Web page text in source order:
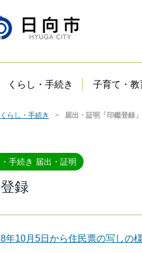
くらし・手続き 子育て・教
くらし・手続き 届出・証明「印鑑登録」
手続き 届出・証明
録
年10月5日から住民票の写しの